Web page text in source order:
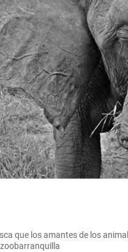
que los amantes de los